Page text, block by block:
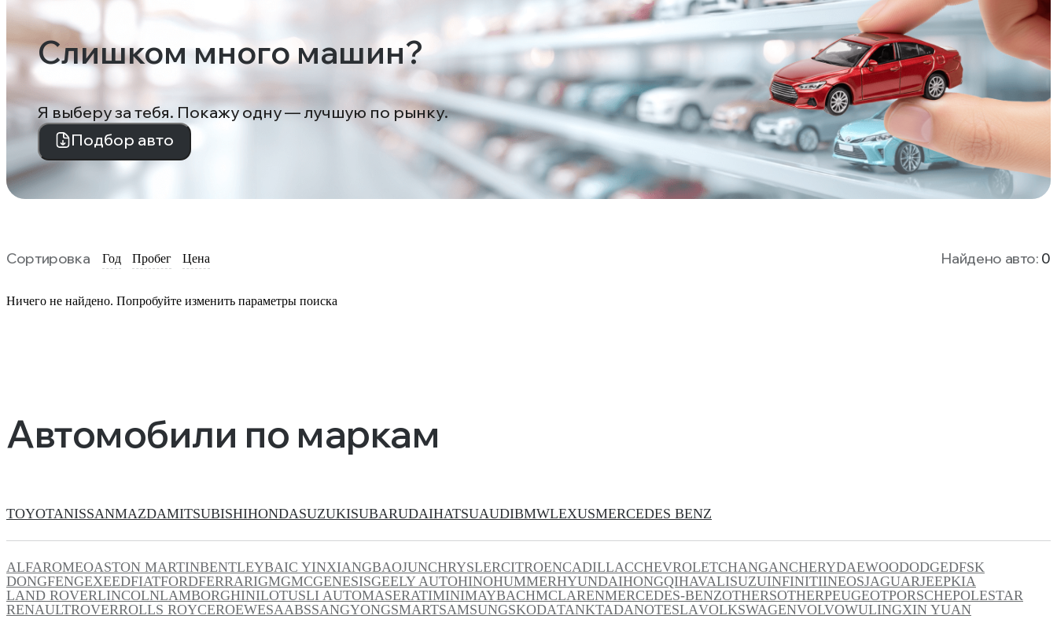
Слишком много машин?
Я выберу за тебя. Покажу одну — лучшую по рынку.
Подбор авто
Сортировка Год Пробег Цена Найдено авто: 0
Ничего не найдено. Попробуйте изменить параметры поиска
Автомобили по маркам
TOYOTANISSANMAZDAMITSUBISHIHONDASUZUKISUBARUDAIHATSUAUDIBMWLEXUSMERCEDES BENZ
ALFAROMEOASTON MARTINBENTLEYBAIC YINXIANGBAOJUNCHRYSLERCITROENCADILLACCHEVROLETCHANGANCHERYDAEWOODODGEDFSK
DONGFENGEXEEDFIATFORDFERRARIGMGMCGENESISGEELY AUTOHINOHUMMERHYUNDAIHONGQIHAVALISUZUINFINITIINEOSJAGUARJEEPKIA
LAND ROVERLINCOLNLAMBORGHINILOTUSLI AUTOMASERATIMINIMAYBACHMCLARENMERCEDES-BENZOTHERSOTHERPEUGEOTPORSCHEPOLESTAR
RENAULTROVERROLLS ROYCEROEWESAABSSANGYONGSMARTSAMSUNGSKODATANKTADANOTESLAVOLKSWAGENVOLVOWULINGXIN YUAN